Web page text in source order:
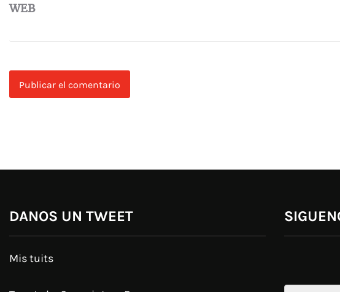
WEB
DANOS UN TWEET
Mis tuits